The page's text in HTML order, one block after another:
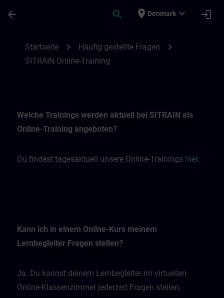
arrow_back search place Denmark expand_more login
Startseite chevron_right Häufig gestellte Fragen chevron_right
SITRAIN Online-Training
Welche Trainings werden aktuell bei SITRAIN als
Online-Training angeboten?
Du findest tagesaktuell unsere Online-Trainings hier.
Kann ich in einem Online-Kurs meinem
Lernbegleiter Fragen stellen?
Ja. Du kannst deinem Lernbegleiter im virtuellen
Online-Klassenzimmer jederzeit Fragen stellen,